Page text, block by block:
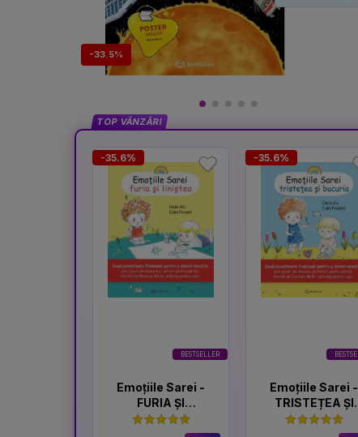
-33.5%
TOP VÂNZĂRI
BESTSELLER
-35.6%
Emoțiile Sarei -
FURIA ȘI
LINIȘTEA
-35.6%
Emoțiile Sarei -
TRISTEȚEA ȘI
BUCURIA